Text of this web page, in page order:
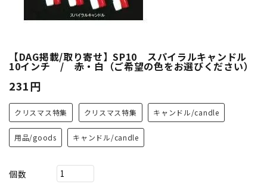
【DAG掲載/取り寄せ】SP10 スパイラルキャンドル
10インチ / 赤・白（ご希望の色をお選びください）
231円
クリスマス特集 クリスマス特集 キャンドル/candle
用品/goods キャンドル/candle
個数